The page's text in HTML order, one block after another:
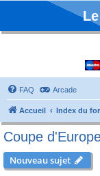
FAQ Arcade
Accueil Index du
Coupe
Nouveau sujet